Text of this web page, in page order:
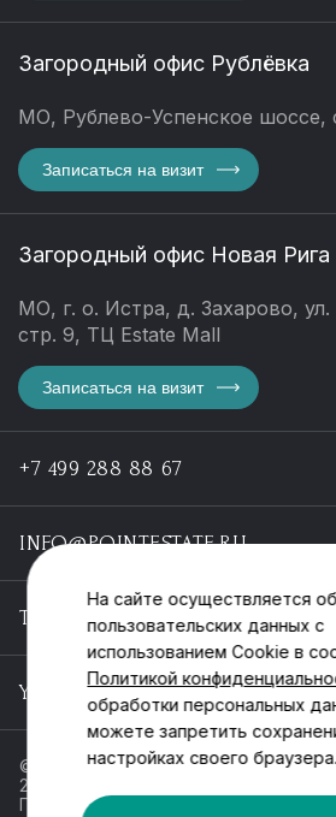
Загородный офис Рублёвка
МО, Рублево-Успенское шоссе,
Записаться на визит
Загородный офис Новая Рига
МО, г. о. Истра, д. Захарово, ул.
стр. 9, ТЦ Estate Mall
Записаться на визит
+7 499 288 88 67
INFO@POINTESTATE.RU
TELEGRAM
YOUTUBE
© ООО «Пойнт эстейт», ИНН
2013-2025
Политика обработки персональных
На сайте осуществляется
пользовательских данных с
использованием Cookie в
Политикой
обработки персональных
можете запретить
настройках своего браузера.